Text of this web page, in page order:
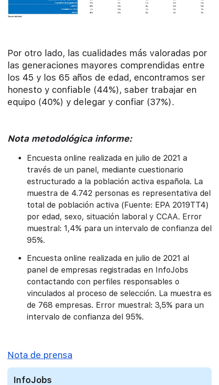
Por otro lado, las cualidades más valoradas por
las generaciones mayores comprendidas entre
los 45 y los 65 años de edad, encontramos ser
honesto y confiable (44%), saber trabajar en
equipo (40%) y delegar y confiar (37%).
Nota metodológica informe:
Encuesta online realizada en julio de 2021 a
través de un panel, mediante cuestionario
estructurado a la población activa española. La
muestra de 4.742 personas es representativa del
total de población activa (Fuente: EPA 2019TT4)
por edad, sexo, situación laboral y CCAA. Error
muestral: 1,4% para un intervalo de confianza del
95%.
Encuesta online realizada en julio de 2021 al
panel de empresas registradas en InfoJobs
contactando con perfiles responsables o
vinculados al proceso de selección. La muestra es
de 768 empresas. Error muestral: 3,5% para un
intervalo de confianza del 95%.
Nota de prensa
InfoJobs